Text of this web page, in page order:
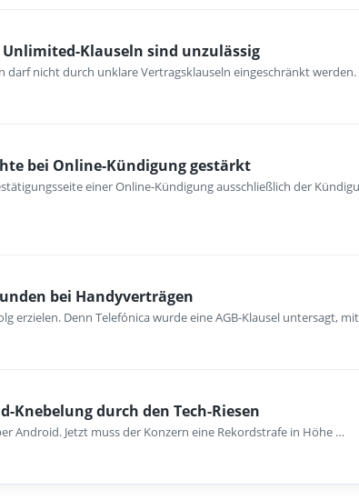
Klauseln sind unzulässig
nicht durch unklare Vertragsklauseln eingeschränkt werden.
bei Online-Kündigung gestärkt
einer Online-Kündigung ausschließlich der
bei Handyverträgen
erzielen. Denn Telefónica wurde eine AGB-Klausel untersagt,
Knebelung durch den Tech-Riesen
Android. Jetzt muss der Konzern eine Rekordstrafe in Höhe …